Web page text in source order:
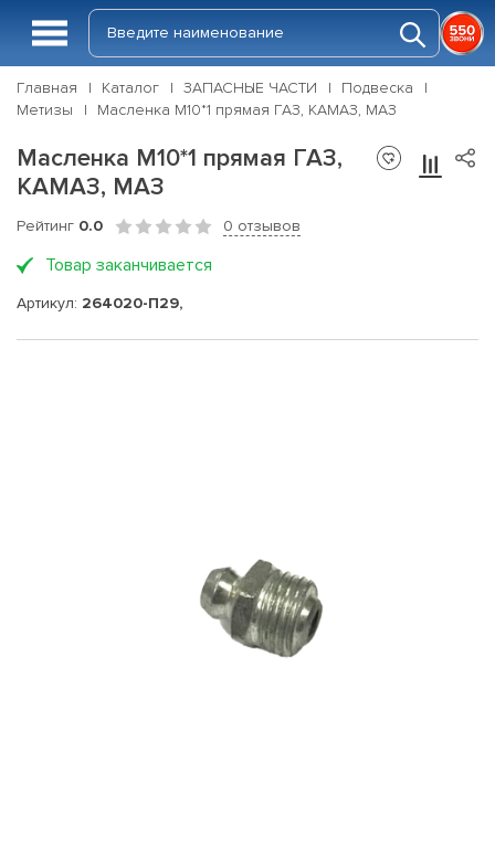
Главная Каталог ЗАПАСНЫЕ ЧАСТИ
Подвеска
Метизы
Масленка М10*1 прямая ГАЗ, КАМАЗ, МАЗ
Масленка М10*1 прямая ГАЗ,
КАМАЗ, МАЗ
Рейтинг 0.0 0 отзывов
Товар заканчивается
Артикул: 264020-П29,